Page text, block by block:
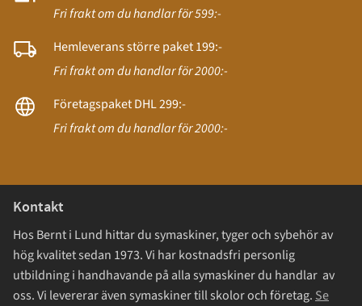
Fri frakt om du handlar för 599:-
Hemleverans större paket 199:-
Fri frakt om du handlar för 2000:-
Företagspaket DHL 299:-
Fri frakt om du handlar för 2000:-
Kontakt
Hos Bernt i Lund hittar du symaskiner, tyger och sybehör av
hög kvalitet sedan 1973. Vi har kostnadsfri personlig
utbildning i handhavande på alla symaskiner du handlar av
oss. Vi levererar även symaskiner till skolor och företag. Se